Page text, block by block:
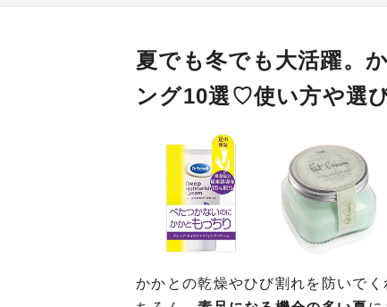
夏でも冬でも大活躍。
ング10選♡使い方や選
かかとの乾燥やひび割れを防いで